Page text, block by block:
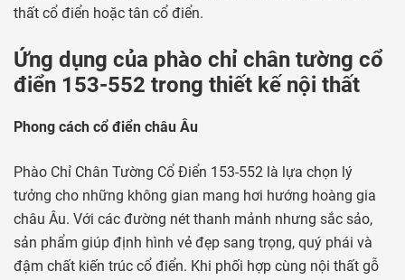
thất cổ điển hoặc tân cổ điển.
Ứng dụng của phào chỉ chân tường cổ
điển 153-552 trong thiết kế nội thất
Phong cách cổ điển châu Âu
Phào Chỉ Chân Tường Cổ Điển 153-552 là lựa chọn lý
tưởng cho những không gian mang hơi hướng hoàng gia
châu Âu. Với các đường nét thanh mảnh nhưng sắc sảo,
sản phẩm giúp định hình vẻ đẹp sang trọng, quý phái và
đậm chất kiến trúc cổ điển. Khi phối hợp cùng nội thất gỗ